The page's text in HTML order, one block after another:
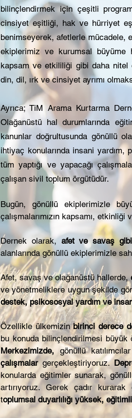
bilinçlendirmek için çeşitli
cinsiyet eşitliği, hak ve hürriyet
benimseyerek, afetlerle mücadele,
ekiplerimiz ve kurumsal büyüme
kapsam ve etkililiği gibi daha nitel
din, dil, ırk ve cinsiyet ayrımı
Ayrıca; TiM Arama Kurtarma
Olağanüstü hal durumlarında
kanunlar doğrultusunda gönüllü
ihtiyaç konularında insani
tüm yaptığı ve yapacağı
çalışan sivil toplum örgütüdür.
Bugün, gönüllü ekiplerimizle
çalışmalarımızın kapsamı,
Dernek olarak,afet ve savaş gibi
alanlarındagönüllü ekiplerimizle
Afet, savaş ve olağanüstü hallerde,
ve yönetmeliklere uygun şekilde
destek, psikososyal yardım ve
Özellikle ülkemizinbirinci derece
bu konuda bilinçlendirilmesi
Merkezimizde, gönüllü
çalışmalargerçekleştiriyoruz.
konularda eğitimler sunarak,
artırıyoruz. Gerek çadır
toplumsal duyarlılığı yüksek,